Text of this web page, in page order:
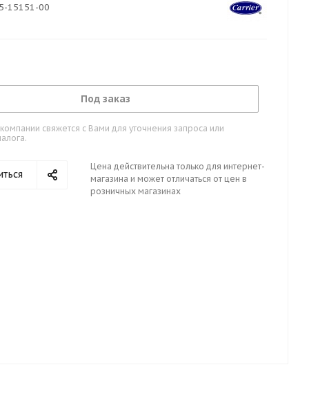
15151-00
Под заказ
свяжется с Вами для уточнения запроса или
Цена действительна только для интернет-
магазина и может отличаться от цен в
розничных магазинах